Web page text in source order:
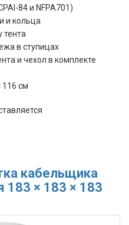
84 и NFPA701)
и кольца
тента
в ступицах
и чехол в комплекте
116 см
кабельщика
183 × 183 × 183